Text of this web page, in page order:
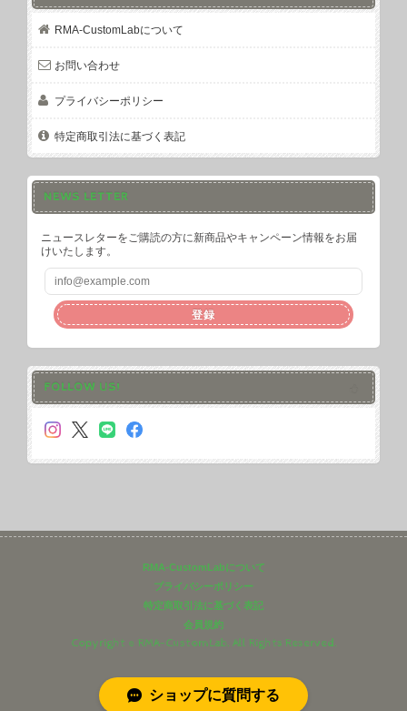
RMA-CustomLabについて
お問い合わせ
プライバシーポリシー
特定商取引法に基づく表記
NEWS LETTER
ニュースレターをご購読の方に新商品やキャンペーン情報をお届
けいたします。
登録
FOLLOW US!
RMA-CustomLabについて
プライバシーポリシー
特定商取引法に基づく表記
会員規約
Copyright © RMA-CustomLab. All Rights Reserved.
ショップに質問する